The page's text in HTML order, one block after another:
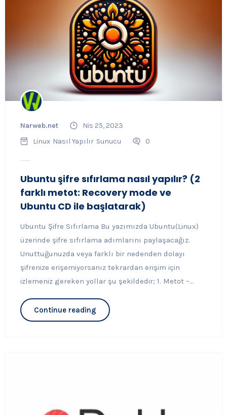
Narweb.net
Nis 25, 2023
Linux Nasıl Yapılır Sunucu 0
Ubuntu şifre sıfırlama nasıl yapılır? (2
farklı metot: Recovery mode ve
Ubuntu CD ile başlatarak)
Ubuntu Şifre Sıfırlama Bu yazımızda Ubuntu(Linux)
üzerinde şifre sıfırlama adımlarını paylaşacağız.
Unuttuğunuzda veya farklı bir nedenden dolayı
şifrenize erişemiyorsanız tekrardan erişim için
izlemeniz gereken yollar şu şekildedir; 1. Metot –...
Continue reading